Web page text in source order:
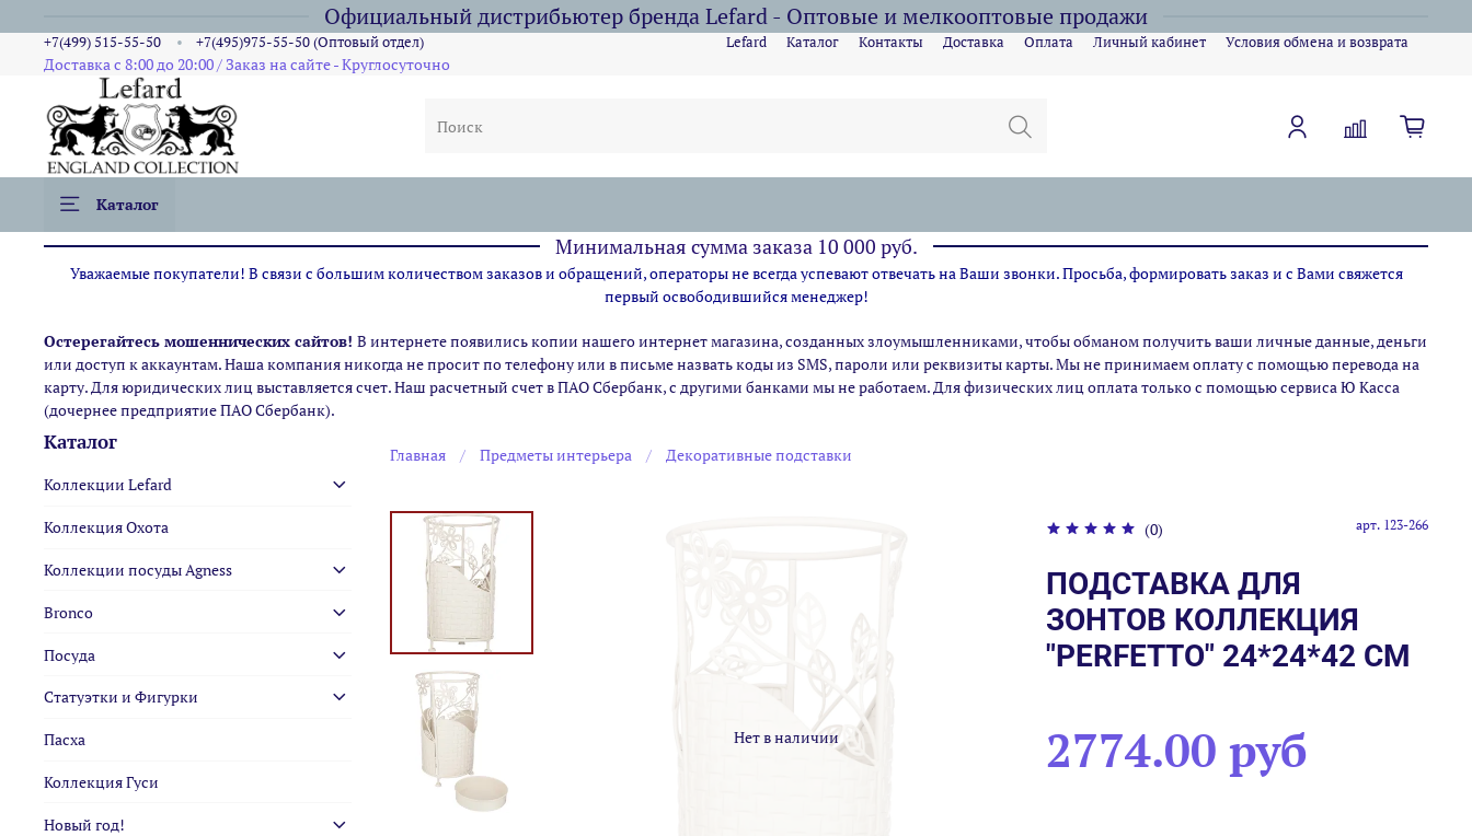
Официальный дистрибьютер бренда Lefard - Оптовые и мелкооптовые продажи
Lefard Каталог Контакты Доставка Оплата Личный кабинет Условия обмена и возврата
Доставка с 8:00 до 20:00 / Заказ на сайте - Круглосуточно
+7(499) 515-55-50 +7(495)975-55-50 (Оптовый отдел)
Каталог
Минимальная сумма заказа 10 000 руб.
Уважаемые покупатели! В связи с большим количеством заказов и обращений, операторы не всегда успевают отвечать на Ваши звонки. Просьба, формировать заказ и с Вами свяжется
первый освободившийся менеджер!
Остерегайтесь мошеннических сайтов! В интернете появились копии нашего интернет магазина,созданных злоумышленниками, чтобы обманом получить ваши личные данные, деньги
или доступ к аккаунтам. Наша компания никогда не просит по телефону или в письме назвать коды из SMS, пароли или реквизиты карты. Мы не принимаем оплату с помощью перевода на
карту. Для юридических лиц выставляется счет. Наш расчетный счет в ПАО Сбербанк, с другими банками мы не работаем. Для физических лиц оплата только с помощью сервиса Ю Касса
(дочернее предприятие ПАО Сбербанк).
Главная Предметы интерьера Декоративные подставки
Нет в наличии
(0) арт. 123-266
ПОДСТАВКА ДЛЯ
ЗОНТОВ КОЛЛЕКЦИЯ
"PERFETTO" 24*24*42 СМ
2774.00 руб
Каталог
Коллекции Lefard
Коллекция Охота
Коллекции посуды Agness
Bronco
Посуда
Статуэтки и Фигурки
Пасха
Коллекция Гуси
Новый год!